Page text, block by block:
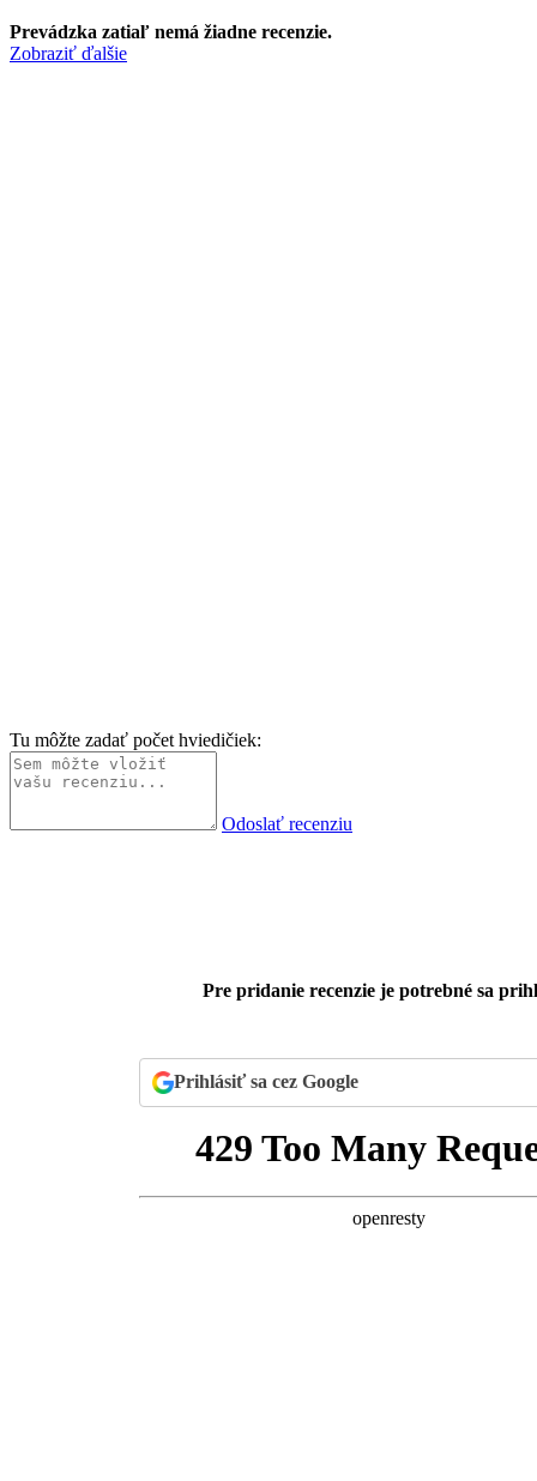
Prevádzka zatiaľ nemá žiadne recenzie.
Zobraziť ďalšie
Tu môžte zadať počet hviedičiek:
Odoslať recenziu
Pre pridanie recenzie je potrebné sa
Prihlásiť sa cez Google